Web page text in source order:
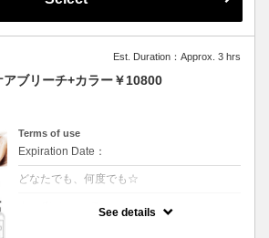
Est. Duration：Approx. 3 hrs
アブリーチ+カラー￥10800
Terms of use
Expiration Date：
どなたでも、何度でも☆
See details